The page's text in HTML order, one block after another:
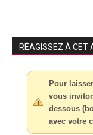
RÉAGISSEZ À CET
Pour
vous
dessous
avec votre